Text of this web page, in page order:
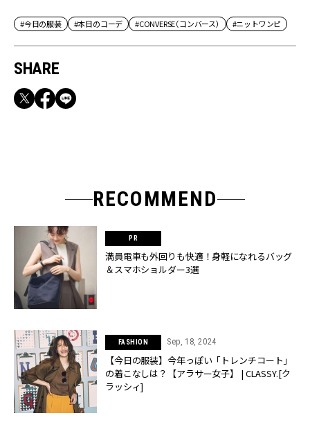
#今日の服装 #本日のコーデ #CONVERSE（コンバース） #ニットワンピ
SHARE
RECOMMEND
満員電車も外回りも快適！身軽になれるバッグ
＆スマホショルダー3選
FASHION Sep, 18, 2024
【今日の服装】今年っぽい「トレンチコート」
の着こなしは？【アラサー女子】 | CLASSY.[ク
ラッシィ]